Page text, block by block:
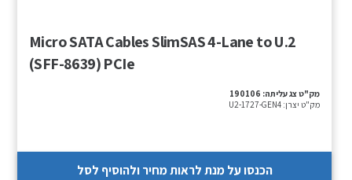
Micro SATA Cables SlimSAS 4-Lane to U.2
(SFF-8639) PCIe
מק"ט צג עליתה: 190106
מק"ט יצרן: U2-1727-GEN4
הכנסו על מנת לראות מחיר ולהוסיף לסל